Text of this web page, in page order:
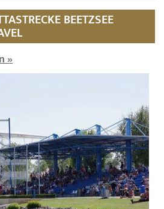
BEETZSEE
»